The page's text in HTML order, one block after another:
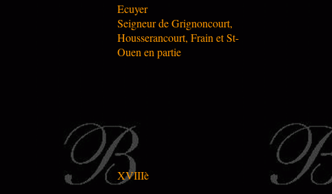
Ecuyer
Seigneur de Grignoncourt,
Housserancourt, Frain et St-
Ouen en partie
XVIIIè